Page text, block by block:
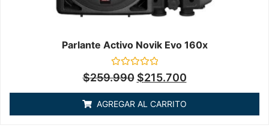
Parlante Activo Novik Evo 160x
Valorado
en
de
5
$259.990 $215.700
AGREGAR AL CARRITO